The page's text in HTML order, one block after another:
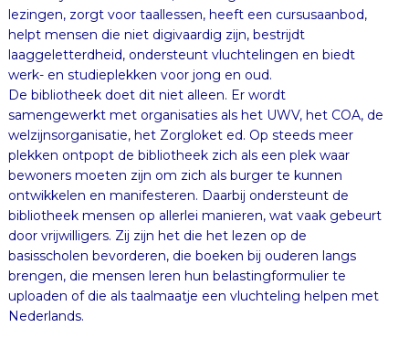
werk- en studieplekken voor jong en oud.
De bibliotheek doet dit niet alleen. Er wordt
samengewerkt met organisaties als het UWV, het COA, de
welzijnsorganisatie, het Zorgloket ed. Op steeds meer
plekken ontpopt de bibliotheek zich als een plek waar
bewoners moeten zijn om zich als burger te kunnen
ontwikkelen en manifesteren. Daarbij ondersteunt de
bibliotheek mensen op allerlei manieren, wat vaak gebeurt
door vrijwilligers. Zij zijn het die het lezen op de
basisscholen bevorderen, die boeken bij ouderen langs
brengen, die mensen leren hun belastingformulier te
uploaden of die als taalmaatje een vluchteling helpen met
Nederlands.